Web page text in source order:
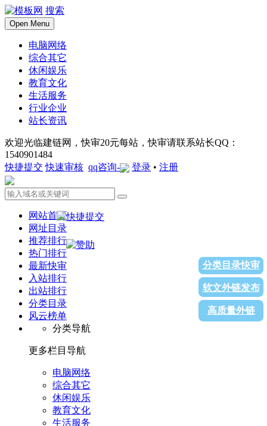
搜索
Open Menu
电脑网络
综合其它
休闲娱乐
教育文化
生活服务
行业企业
站长资讯
欢迎光临建链网，快审20元每站，快审请联系站长QQ：
1540901484
快捷提交 快速审核 qq咨询- 登录 • 注册
网站首页
网址目录
推荐排行
热门排行
最新快审
入站排行
出站排行
分类目录
风云榜单
分类导航
更多栏目导航
电脑网络
综合其它
休闲娱乐
教育文化
生活服务
分类目录快审
软文外链发布
高质量外链